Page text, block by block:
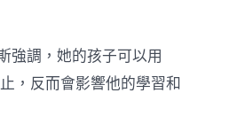
強調，她的孩子可以用
，反而會影響他的學習和